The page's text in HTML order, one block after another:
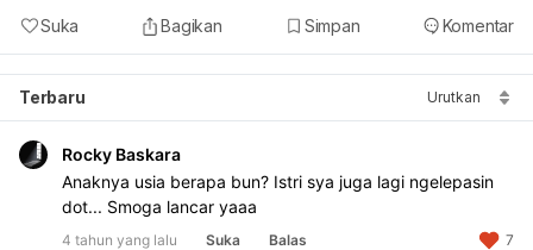
Suka Bagikan Simpan Komentar
Terbaru Urutkan
Rocky Baskara
Anaknya usia berapa bun? Istri sya juga lagi ngelepasin
dot... Smoga lancar yaaa
4 tahun yang lalu Suka Balas 7